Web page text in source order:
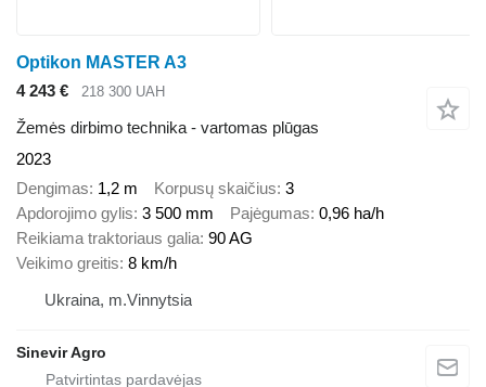
Optikon MASTER A3
4 243 €
218 300 UAH
Žemės dirbimo technika - vartomas plūgas
2023
Dengimas 1,2 m Korpusų skaičius 3
Apdorojimo gylis 3 500 mm Pajėgumas 0,96 ha/h
Reikiama traktoriaus galia 90 AG
Veikimo greitis 8 km/h
Ukraina, m.Vinnytsia
Sinevir Agro